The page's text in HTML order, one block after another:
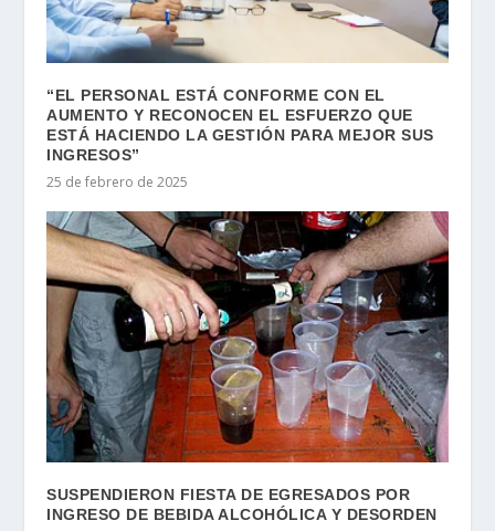
“EL PERSONAL ESTÁ CONFORME CON EL
AUMENTO Y RECONOCEN EL ESFUERZO QUE
ESTÁ HACIENDO LA GESTIÓN PARA MEJOR SUS
INGRESOS”
25 de febrero de 2025
SUSPENDIERON FIESTA DE EGRESADOS POR
INGRESO DE BEBIDA ALCOHÓLICA Y DESORDEN